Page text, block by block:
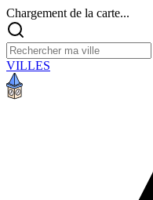
Chargement de la carte...
VILLES